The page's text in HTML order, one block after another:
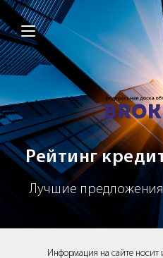
Brokery365 -
Рейтинг
Лучшие
Информация на сайте носит